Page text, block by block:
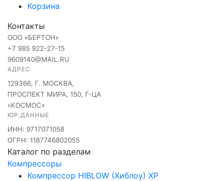
Корзина
Контакты
ООО «БЕРТОН»
+7 985 922-27-15
9609140@MAIL.RU
АДРЕС
129366, Г. МОСКВА,
ПРОСПЕКТ МИРА, 150, Г-ЦА
«КОСМОС»
ЮР.ДАННЫЕ
ИНН: 9717071058
ОГРН: 1187746802055
Каталог по разделам
Компрессоры
Компрессор HIBLOW (Хиблоу) XP